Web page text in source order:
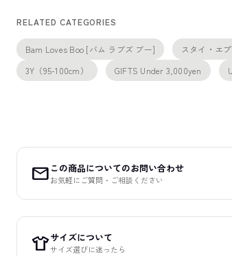
RELATED CATEGORIES
Bam Loves Boo [バム ラブズ ブー] スタイ・エ
3Y（95-100cm）
GIFTS Under 3,000yen
mail この商品についてのお問い合わせ
お気軽にご質問・ご相談ください
apparelサイズについて
サイズ選びに迷ったら